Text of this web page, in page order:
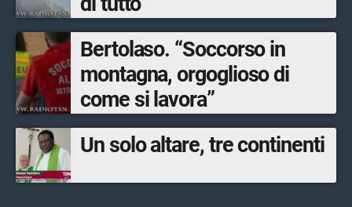
Bertolaso. “Soccorso in
montagna, orgoglioso di
come si lavora”
Un solo altare, tre continenti